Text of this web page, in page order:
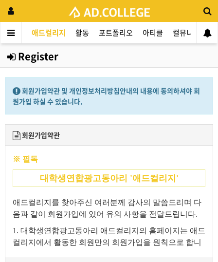
애드컬리지 활동 포트폴리오 아티클 컬뮤니티
Register
회원가입약관 및 개인정보처리방침안내의 내용에 동의하셔야 회
원가입 하실 수 있습니다.
회원가입약관
※ 필독
대학생연합광고동아리 '애드컬리지'
애드컬리지를 찾아주신 여러분께 감사의 말씀드리며 다
음과 같이 회원가입에 있어 유의 사항을 전달드립니다.
1. 대학생연합광고동아리 애드컬리지의 홈페이지는 애드
컬리지에서 활동한 회원만의 회원가입을 원칙으로 합니